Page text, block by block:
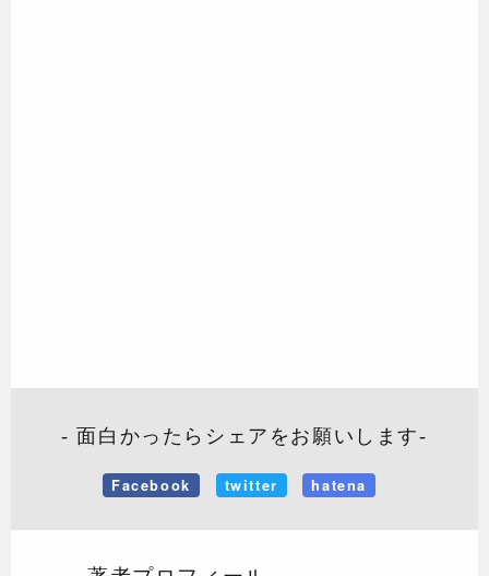
- 面白かったらシェアをお願いします-
Facebook twitter hatena